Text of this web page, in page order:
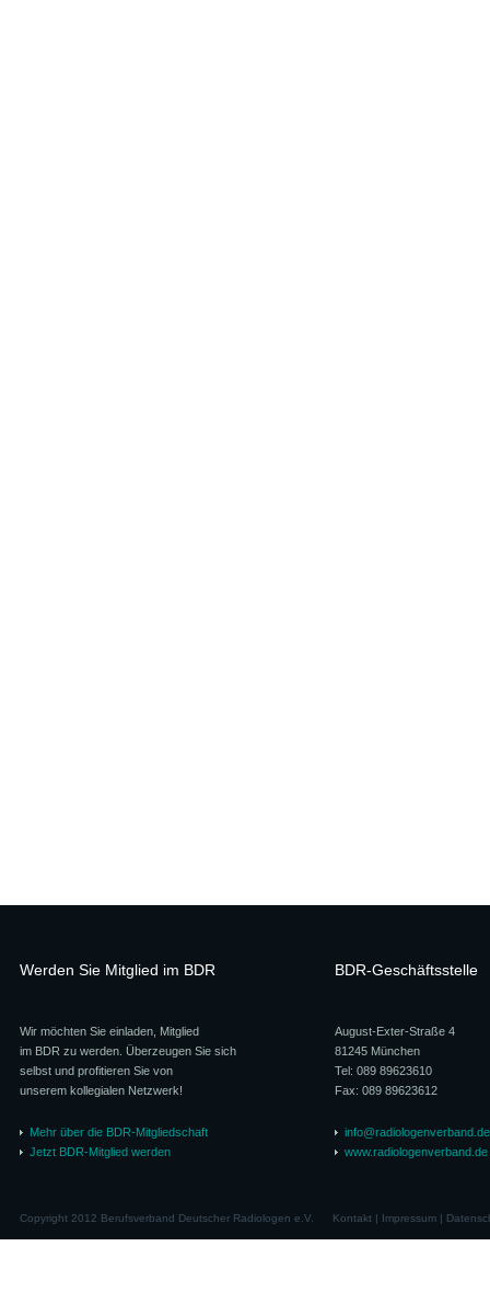
Werden Sie Mitglied im BDR
Wir möchten Sie einladen, Mitglied
im BDR zu werden. Überzeugen Sie sich
selbst und profitieren Sie von
unserem kollegialen Netzwerk!
Mehr über die BDR-Mitgliedschaft
Jetzt BDR-Mitglied werden
BDR-Geschäftsstelle
August-Exter-Straße 4
81245 München
Tel: 089 89623610
Fax: 089 89623612
info@radiologenverband.de
www.radiologenverband.de
Copyright 2012 Berufsverband Deutscher Radiologen e.V. Kontakt| Impressum|